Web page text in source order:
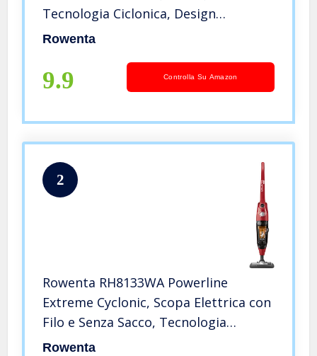
Tecnologia Ciclonica, Design
Compatto, Leggero, Filtro ad Alta
Rowenta
9.9 Controlla Su Amazon
2
Rowenta RH8133WA Powerline
Extreme Cyclonic, Scopa Elettrica con
Filo e Senza Sacco, Tecnologia
Ciclonica, Potenza 750 W, Capacità 0.9
Rowenta